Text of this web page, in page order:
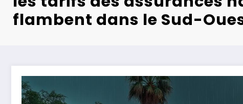
flambent dans le Sud-